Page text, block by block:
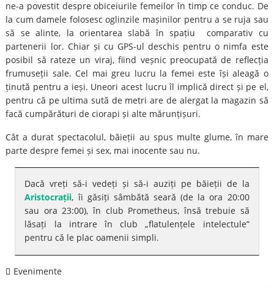
ne-a povestit despre obiceiurile femeilor în timp ce conduc. De
la cum damele folosesc oglinzile mașinilor pentru a se ruja sau
să se alinte, la orientarea slabă în spațiu comparativ cu
partenerii lor. Chiar și cu GPS-ul deschis pentru o nimfa este
posibil să rateze un viraj, fiind veșnic preocupată de reflecția
frumuseții sale. Cel mai greu lucru la femei este își aleagă o
ținută pentru a ieși. Uneori acest lucru îl implică direct și pe el,
pentru că pe ultima sută de metri are de alergat la magazin să
facă cumpărături de ciorapi și alte mărunțișuri.
Cât a durat spectacolul, băieții au spus multe glume, în mare
parte despre femei și sex, mai inocente sau nu.
Dacă vreți să-i vedeți și să-i auziți pe băieții de la
Aristocrații, îi găsiți sâmbătă seară (de la ora 20:00
sau ora 23:00), în club Prometheus, însă trebuie să
lăsați la intrare în club „flatulențele intelectule”
pentru că le plac oamenii simpli.
Evenimente